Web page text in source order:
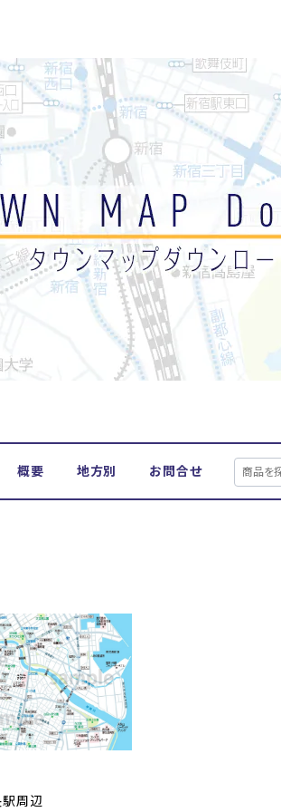
概要 地方別 お問合せ
周辺